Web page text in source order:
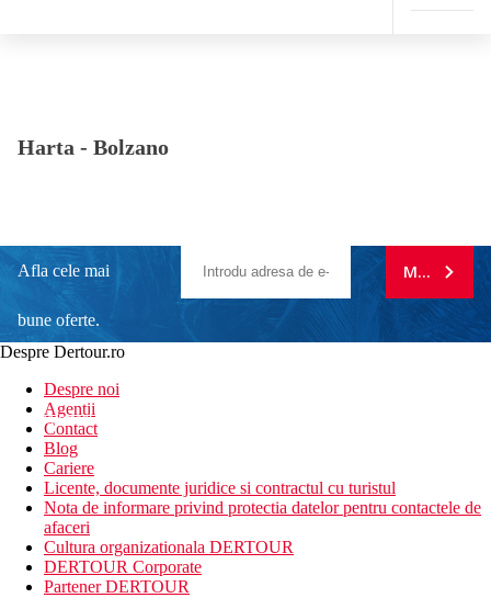
Harta - Bolzano
Afla cele mai
bune oferte.
newsletter!
MA
Despre Dertour.ro
Despre noi
Agentii
Contact
Blog
Cariere
Licente, documente juridice si contractul cu turistul
Nota de informare privind protectia datelor pentru contactele de
afaceri
Cultura organizationala DERTOUR
DERTOUR Corporate
Partener DERTOUR